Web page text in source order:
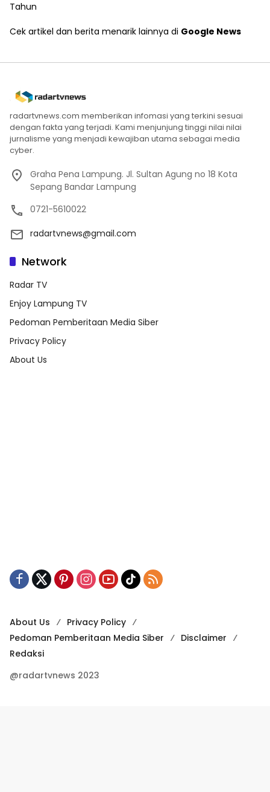
Tahun
Cek artikel dan berita menarik lainnya di Google News
radartvnews.com memberikan infomasi yang terkini sesuai
dengan fakta yang terjadi. Kami menjunjung tinggi nilai nilai
jurnalisme yang menjadi kewajiban utama sebagai media
cyber.
Graha Pena Lampung. Jl. Sultan Agung no 18 Kota
Sepang Bandar Lampung
0721-5610022
radartvnews@gmail.com
Network
Radar TV
Enjoy Lampung TV
Pedoman Pemberitaan Media Siber
Privacy Policy
About Us
About Us
Privacy Policy
Pedoman Pemberitaan Media Siber
Disclaimer
Redaksi
@radartvnews 2023